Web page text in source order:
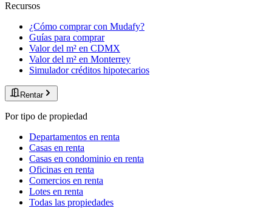
Recursos
¿Cómo comprar con Mudafy?
Guías para comprar
Valor del m² en CDMX
Valor del m² en Monterrey
Simulador créditos hipotecarios
Rentar
Por tipo de propiedad
Departamentos en renta
Casas en renta
Casas en condominio en renta
Oficinas en renta
Comercios en renta
Lotes en renta
Todas las propiedades